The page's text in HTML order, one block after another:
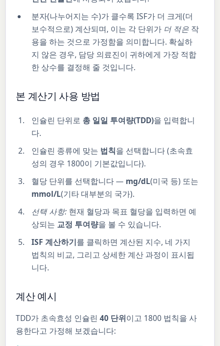
분자(나누어지는 수)가 클수록 ISF가 더 크게(더
보수적으로) 계산되며, 이는 각 단위가 더 적은 작
용을 하는 것으로 가정함을 의미합니다. 확실하
지 않은 경우, 담당 의료진이 귀하에게 가장 적합
한 상수를 결정해 줄 것입니다.
본 계산기 사용 방법
인슐린 단위로 총 일일 투여량(TDD)을 입력합니
다.
인슐린 종류에 맞는 법칙을 선택합니다 (초속효
성의 경우 1800이 기본값입니다).
혈당 단위를 선택합니다 — mg/dL(미국 등) 또는
mmol/L(기타 대부분의 국가).
선택 사항: 현재 혈당과 목표 혈당을 입력하면 예
상되는 교정 투여량을 볼 수 있습니다.
ISF 계산하기를 클릭하면 계산된 지수, 네 가지
법칙의 비교, 그리고 상세한 계산 과정이 표시됩
니다.
계산 예시
TDD가 초속효성 인슐린40 단위이고 1800 법칙을 사
용한다고 가정해 보겠습니다: